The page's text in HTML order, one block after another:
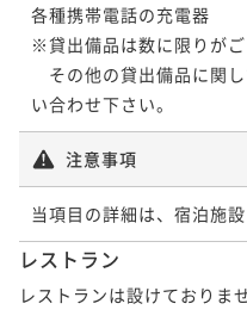
各種携帯電話の充電器
※貸出備品は数に限りが
その他の貸出備品に関
い合わせ下さい。
注意事項
当項目の詳細は、宿泊施
レストラン
レストランは設けておりませ